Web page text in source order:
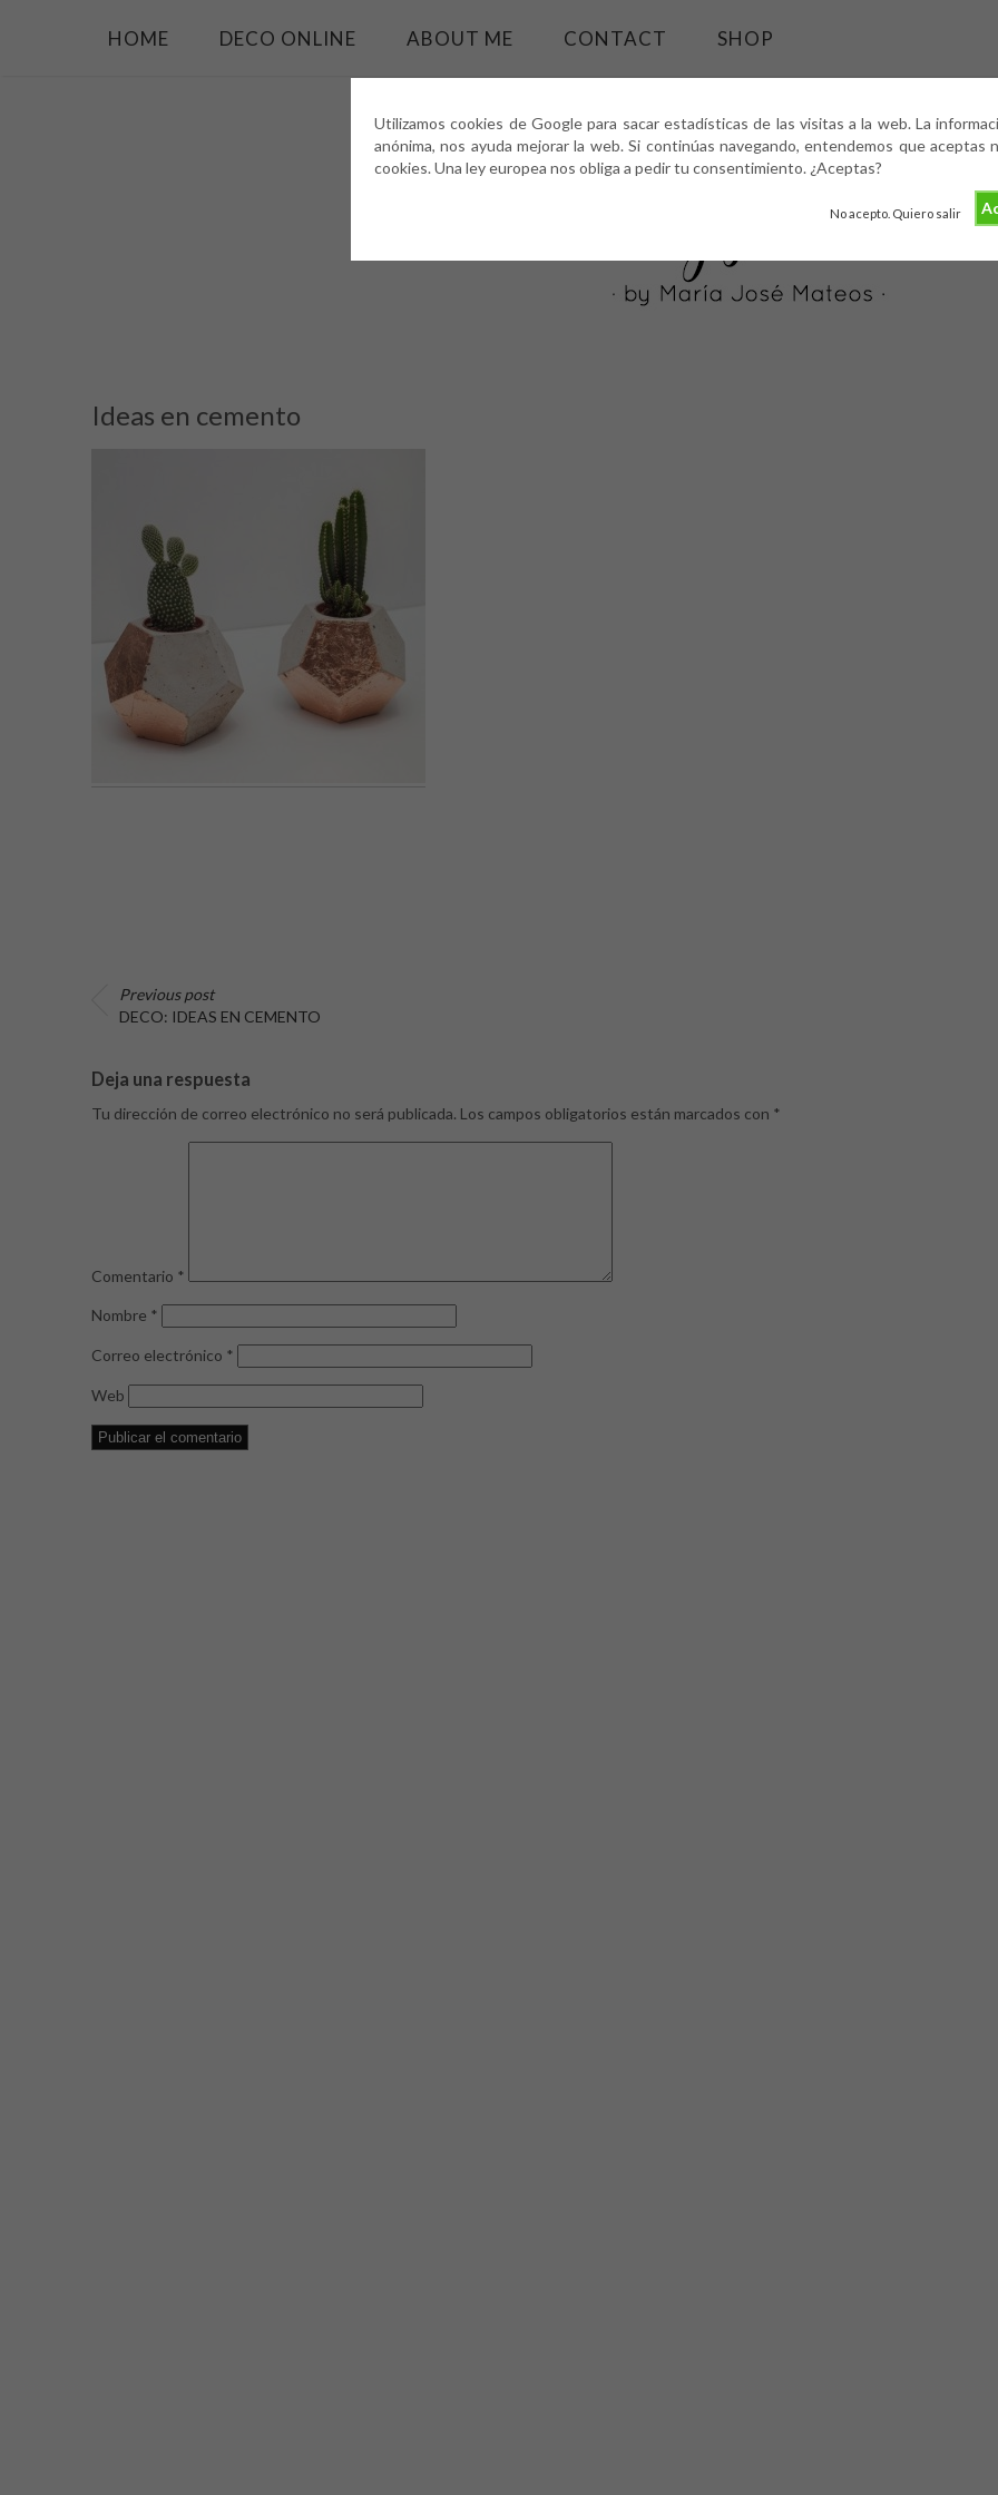
Utilizamos cookies de Google para sacar estadísticas de las visitas a la web. La
anónima, nos ayuda mejorar la web. Si continúas navegando, entendemos que aceptas
cookies. Una ley europea nos obliga a pedir tu consentimiento. ¿Aceptas?
No acepto. Quiero salir
HOME DECO ONLINE ABOUT ME CONTACT SHOP
Ideas en cemento
Previous post
DECO: IDEAS EN CEMENTO
Deja una respuesta
Tu dirección de correo electrónico no será publicada. Los campos obligatorios están marcados con *
Comentario *
Nombre *
Correo electrónico *
Web